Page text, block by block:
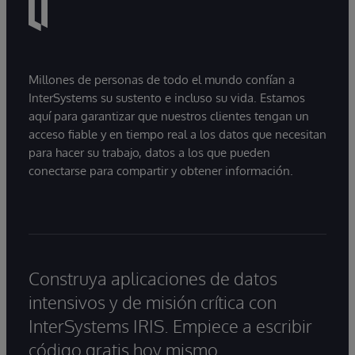
Millones de personas de todo el mundo confían a
InterSystems su sustento e incluso su vida. Estamos
aquí para garantizar que nuestros clientes tengan un
acceso fiable y en tiempo real a los datos que necesitan
para hacer su trabajo, datos a los que pueden
conectarse para compartir y obtener información.
Construya aplicaciones de datos
intensivos y de misión crítica con
InterSystems IRIS. Empiece a escribir
código gratis hoy mismo.